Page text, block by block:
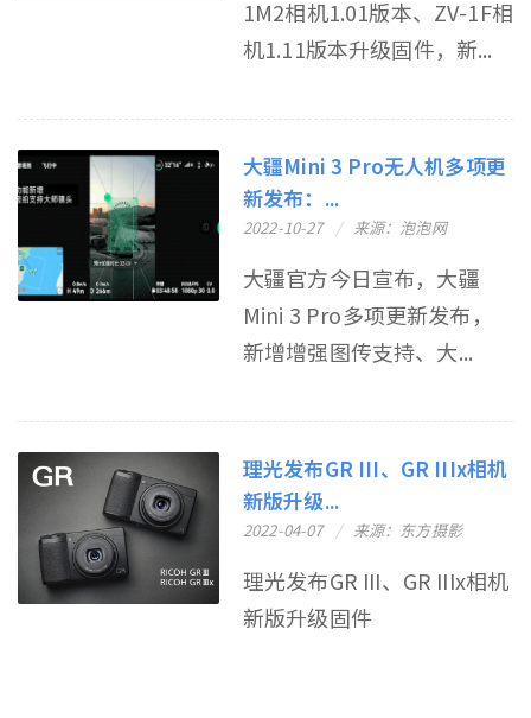
1M2相机1.01版本、ZV-1F相
机1.11版本升级固件，新...
大疆Mini 3 Pro无人机多项更
新发布：...
2022-10-27 来源：泡泡网
大疆官方今日宣布，大疆
Mini 3 Pro多项更新发布，
新增增强图传支持、大...
理光发布GR III、GR IIIx相机
新版升级...
2022-04-07 来源：东方摄影
理光发布GR III、GR IIIx相机
新版升级固件